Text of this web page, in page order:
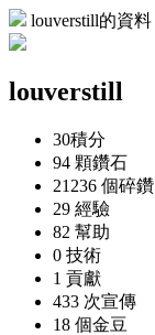
louverstill的資料
louverstill
30積分
94 顆鑽石
21236 個碎鑽
29 經驗
82 幫助
0 技術
1 貢獻
433 次宣傳
18 個金豆